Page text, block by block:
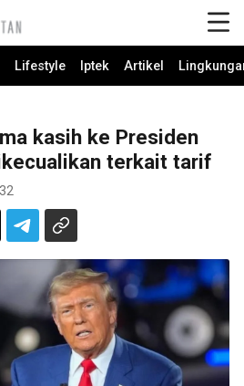
Lifestyle Iptek Artikel
kasih ke Presiden
terkait tarif